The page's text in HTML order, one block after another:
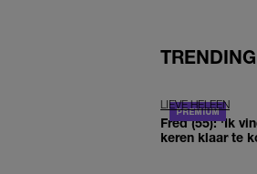
TRENDING
LIEVE HELEEN
Fred (55): 'Ik
keren klaar te